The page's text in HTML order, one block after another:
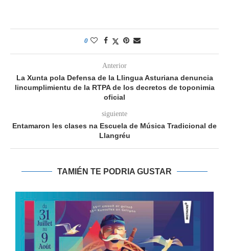
0
Anterior
La Xunta pola Defensa de la Llingua Asturiana denuncia
lincumplimientu de la RTPA de los decretos de toponimia
oficial
siguiente
Entamaron les clases na Escuela de Música Tradicional de
Llangréu
TAMIÉN TE PODRIA GUSTAR